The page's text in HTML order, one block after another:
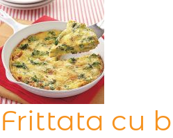
Frittata cu